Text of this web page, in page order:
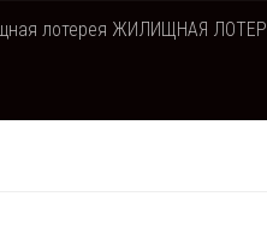
ЖИЛИЩНАЯ